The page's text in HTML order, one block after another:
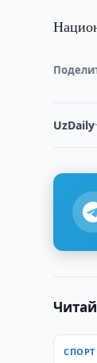
UzDaily·
СПОРТ